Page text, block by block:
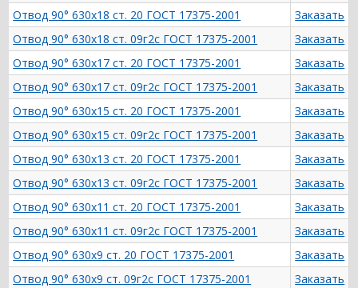
Отвод 90° 630х18 ст. 20 ГОСТ 17375-2001
Заказать
Отвод 90° 630х18 ст. 09г2с ГОСТ 17375-2001
Заказать
Отвод 90° 630х17 ст. 20 ГОСТ 17375-2001
Заказать
Отвод 90° 630х17 ст. 09г2с ГОСТ 17375-2001
Заказать
Отвод 90° 630х15 ст. 20 ГОСТ 17375-2001
Заказать
Отвод 90° 630х15 ст. 09г2с ГОСТ 17375-2001
Заказать
Отвод 90° 630х13 ст. 20 ГОСТ 17375-2001
Заказать
Отвод 90° 630х13 ст. 09г2с ГОСТ 17375-2001
Заказать
Отвод 90° 630х11 ст. 20 ГОСТ 17375-2001
Заказать
Отвод 90° 630х11 ст. 09г2с ГОСТ 17375-2001
Заказать
Отвод 90° 630х9 ст. 20 ГОСТ 17375-2001
Заказать
Отвод 90° 630х9 ст. 09г2с ГОСТ 17375-2001
Заказать